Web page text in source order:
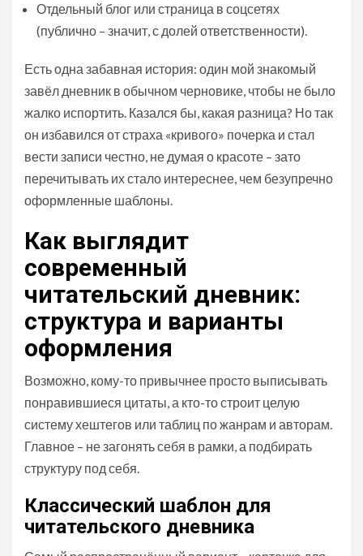
Отдельный блог или страница в соцсетях
(публично – значит, с долей ответственности).
Есть одна забавная история: один мой знакомый
завёл дневник в обычном черновике, чтобы не было
жалко испортить. Казался бы, какая разница? Но так
он избавился от страха «кривого» почерка и стал
вести записи честно, не думая о красоте – зато
перечитывать их стало интереснее, чем безупречно
оформленные шаблоны.
Как выглядит
современный
читательский дневник:
структура и варианты
оформления
Возможно, кому-то привычнее просто выписывать
понравившиеся цитаты, а кто-то строит целую
систему хештегов или таблиц по жанрам и авторам.
Главное – не загонять себя в рамки, а подбирать
структуру под себя.
Классический шаблон для
читательского дневника